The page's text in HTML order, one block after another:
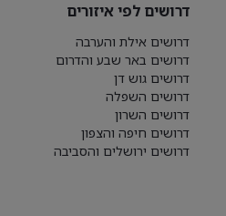
דרושים לפי איזורים
דרושים אילת והערבה
דרושים באר שבע והדרום
דרושים גוש דן
דרושים השפלה
דרושים השרון
דרושים חיפה והצפון
דרושים ירושלים והסביבה